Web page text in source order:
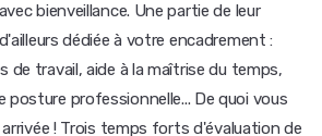
bienveillance. Une partie de leur
dédiée à votre encadrement :
de travail, aide à la maîtrise du temps,
posture professionnelle... De quoi vous
! Trois temps forts d'évaluation de